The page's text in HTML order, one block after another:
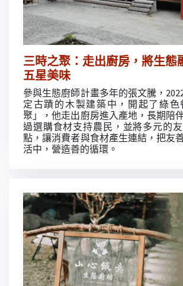
三時之聚：走出廚房，將生態
五星美味
參與生態廚師計畫多年的張文騰，
定古蹟的木製建築中，開起了綠
聚」，他走出廚房進入產地，長期陪
過選購食材支持農民，並將多元的
點，讓消費者與食材產生連結，把友
活中，營造善的循環。